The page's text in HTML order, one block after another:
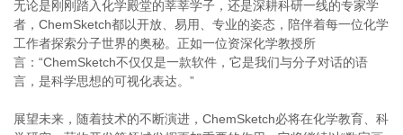
无论是刚刚踏入化学殿堂的莘莘学子，还是深耕科研一线的专家学
者，ChemSketch都以开放、易用、专业的姿态，陪伴着每一位化学
工作者探索分子世界的奥秘。正如一位资深化学教授所
言：“ChemSketch不仅仅是一款软件，它是我们与分子对话的语
言，是科学思想的可视化表达。”
展望未来，随着技术的不断演进，ChemSketch必将在化学教育、科